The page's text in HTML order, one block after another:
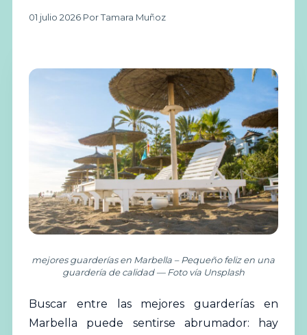
01 julio 2026·Por Tamara Muñoz
mejores guarderías en Marbella – Pequeño feliz en una
guardería de calidad — Foto vía Unsplash
Buscar entre las mejoresguarderías en
Marbella puede sentirse abrumador: hay